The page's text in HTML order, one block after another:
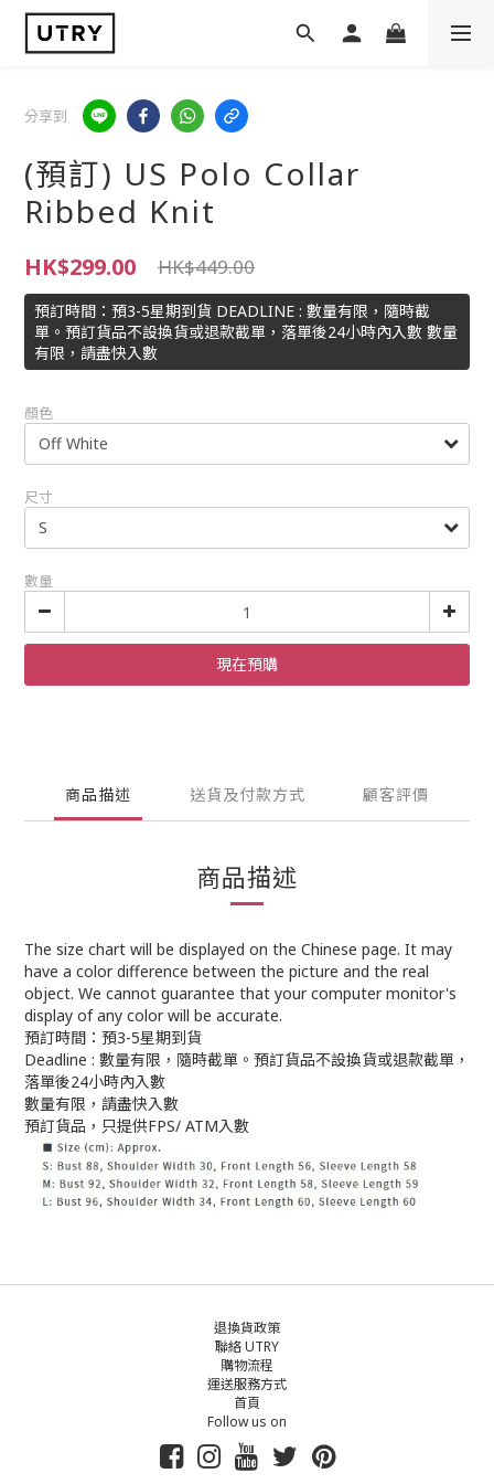
分享到
(預訂) US Polo Collar
Ribbed Knit
HK$299.00 HK$449.00
預訂時間：預3-5星期到貨 DEADLINE : 數量有限，隨時截
單。預訂貨品不設換貨或退款截單，落單後24小時內入數 數量
有限，請盡快入數
顏色
尺寸
數量
現在預購
商品描述 送貨及付款方式 顧客評價
商品描述
The size chart will be displayed on the Chinese page. It may
have a color difference between the picture and the real
object. We cannot guarantee that your computer monitor's
display of any color will be accurate.
預訂時間：預3-5星期到貨
Deadline : 數量有限，隨時截單。預訂貨品不設換貨或退款截單，
落單後24小時內入數
數量有限，請盡快入數
預訂貨品，只提供FPS/ ATM入數
退換貨政策
聯絡 UTRY
購物流程
運送服務方式
首頁
Follow us on